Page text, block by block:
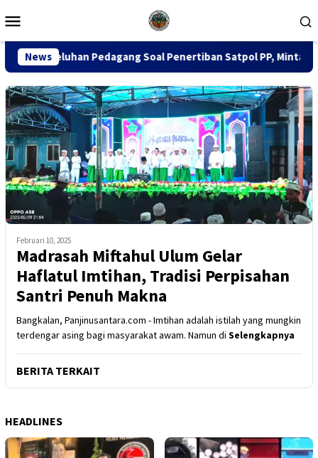
ke
Mobile
News
Pedagang Soal Penertiban Satpol PP, Minta Pendekatan
Februari 10, 2025
Madrasah Miftahul Ulum Gelar
Haflatul Imtihan, Tradisi Perpisahan
Santri Penuh Makna
Bangkalan, Panjinusantara.com - Imtihan adalah istilah yang mungkin
terdengar asing bagi masyarakat awam. Namun di Selengkapnya
BERITA TERKAIT
HEADLINES